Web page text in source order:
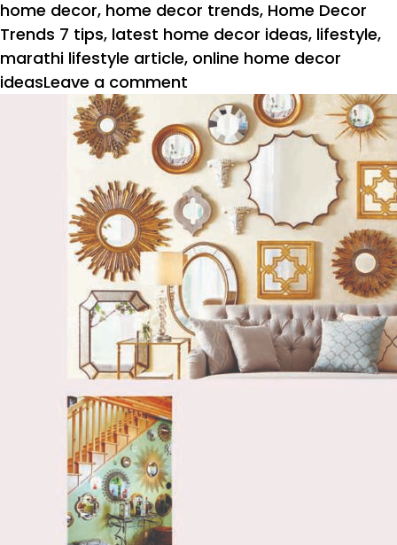
home decor, home decor trends, Home Decor
Trends 7 tips, latest home decor ideas, lifestyle,
marathi lifestyle article, online home decor
ideasLeave a comment
गृहसजावटीचे
ट्रेंण्डस